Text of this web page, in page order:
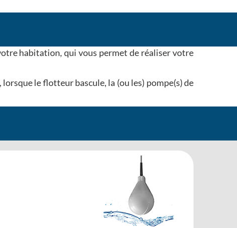
habitation, qui vous permet de réaliser votre
le flotteur bascule, la (ou les) pompe(s) de